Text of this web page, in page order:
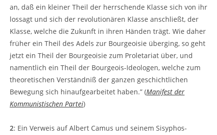
an, daß ein kleiner Theil der herrschende Klasse sich von ihr
lossagt und sich der revolutionären Klasse anschließt, der
Klasse, welche die Zukunft in ihren Händen trägt. Wie daher
früher ein Theil des Adels zur Bourgeoisie überging, so geht
jetzt ein Theil der Bourgeoisie zum Proletariat über, und
namentlich ein Theil der Bourgeois-Ideologen, welche zum
theoretischen Verständniß der ganzen geschichtlichen
Bewegung sich hinaufgearbeitet haben.” (Manifest der
Kommunistischen Partei)
2: Ein Verweis auf Albert Camus und seinem Sisyphos-